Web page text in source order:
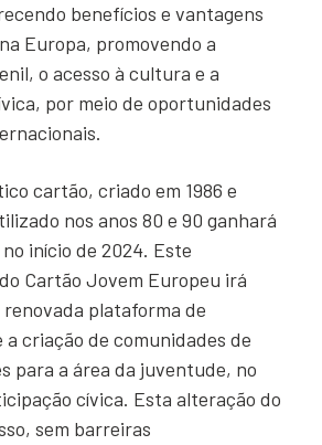
benefícios e vantagens
Europa, promovendo a
o acesso à cultura e a
por meio de oportunidades
cartão, criado em 1986 e
nos anos 80 e 90 ganhará
início de 2024. Este
Cartão Jovem Europeu irá
plataforma de
a criação de comunidades de
para a área da juventude, no
cívica. Esta alteração do
sem barreiras